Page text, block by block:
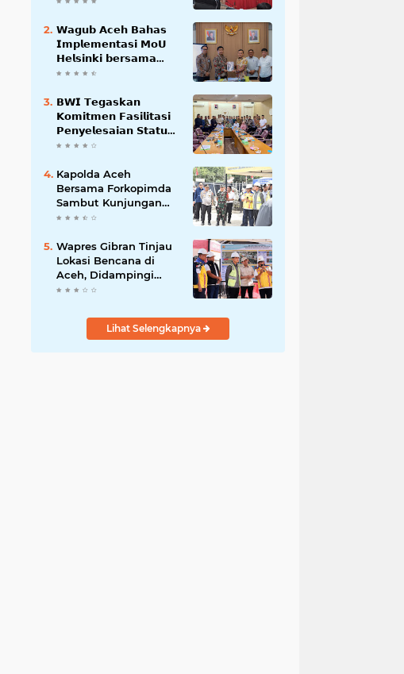
𝗪𝗮𝗴𝘂𝗯 𝗔𝗰𝗲𝗵 𝗕𝗮𝗵𝗮𝘀
𝗜𝗺𝗽𝗹𝗲𝗺𝗲𝗻𝘁𝗮𝘀𝗶 𝗠𝗼𝗨
𝗛𝗲𝗹𝘀𝗶𝗻𝗸𝗶 𝗯𝗲𝗿𝘀𝗮𝗺𝗮
𝗦𝗲𝗸𝗿𝗲𝘁𝗮𝗿𝗶𝗮𝘁 𝗡𝗲𝗴𝗮𝗿𝗮
𝗕𝗪𝗜 𝗧𝗲𝗴𝗮𝘀𝗸𝗮𝗻
𝗞𝗼𝗺𝗶𝘁𝗺𝗲𝗻 𝗙𝗮𝘀𝗶𝗹𝗶𝘁𝗮𝘀𝗶
𝗣𝗲𝗻𝘆𝗲𝗹𝗲𝘀𝗮𝗶𝗮𝗻 𝗦𝘁𝗮𝘁𝘂𝘀
𝗪𝗮𝗸𝗮𝗳 𝗕𝗹𝗮𝗻𝗴 𝗣𝗮𝗱𝗮𝗻𝗴
Kapolda Aceh
Bersama Forkopimda
Sambut Kunjungan
Kerja Wakil Presiden
Bireuen
Wapres Gibran Tinjau
Lokasi Bencana di
Aceh, Didampingi
Wagub Dek Fadh
Lihat Selengkapnya